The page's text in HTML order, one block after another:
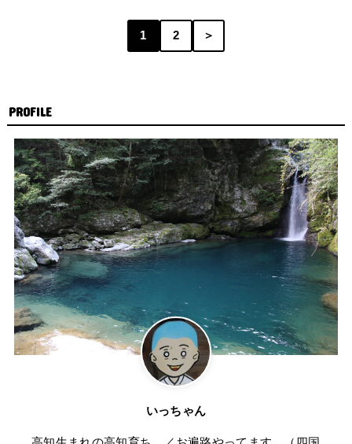
1 2 ＞
PROFILE
いっちゃん